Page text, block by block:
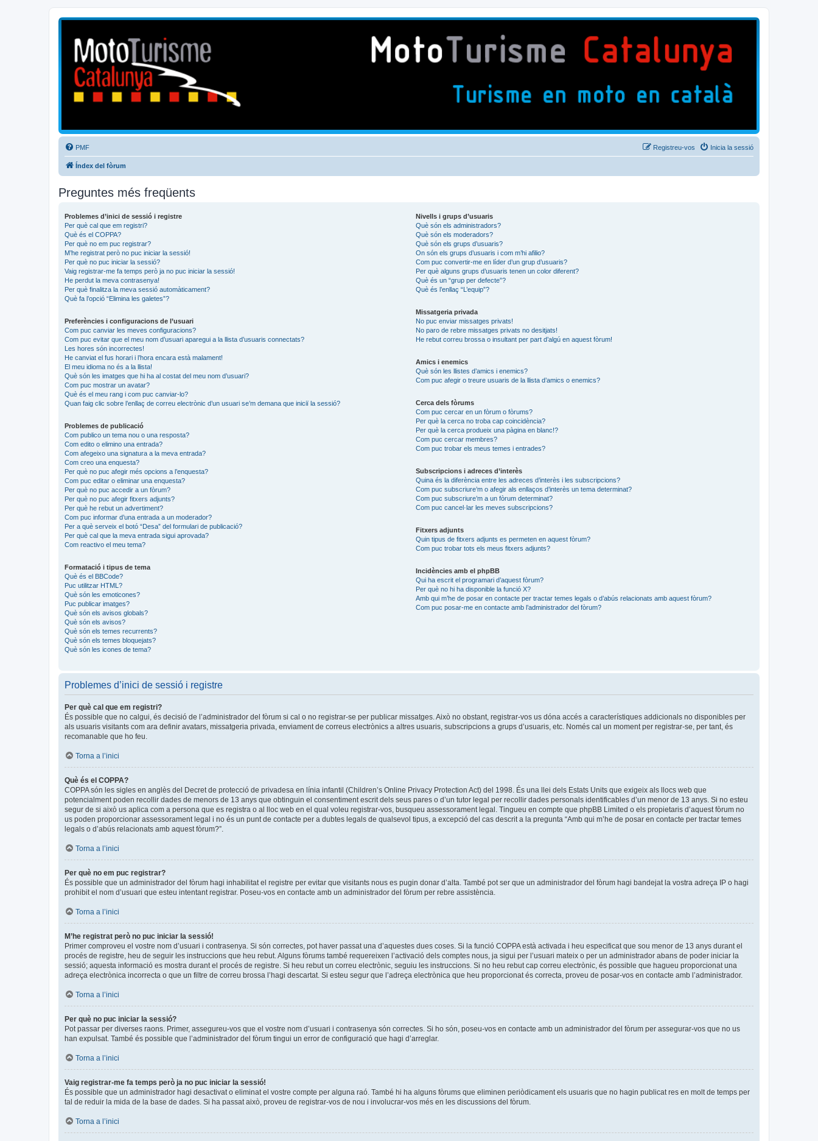
Mototurisme
Turisme en moto en català
PMF Inicia la sessió
Registreu-vos
Índex del fòrum
Preguntes més freqüents
Problemes d’inici de sessió i registre
Per què cal que em registri?
Què és el COPPA?
Per què no em puc registrar?
M’he registrat però no puc iniciar la sessió!
Per què no puc iniciar la sessió?
Vaig registrar-me fa temps però ja no puc iniciar la sessió!
He perdut la meva contrasenya!
Per què finalitza la meva sessió automàticament?
Què fa l’opció “Elimina les galetes”?
Preferències i configuracions de l’usuari
Com puc canviar les meves configuracions?
Com puc evitar que el meu nom d’usuari aparegui a la llista d’usuaris connectats?
Les hores són incorrectes!
He canviat el fus horari i l’hora encara està malament!
El meu idioma no és a la llista!
Què són les imatges que hi ha al costat del meu nom d’usuari?
Com puc mostrar un avatar?
Què és el meu rang i com puc canviar-lo?
Quan faig clic sobre l’enllaç de correu electrònic d’un usuari se’m demana que iniciï la sessió?
Problemes de publicació
Com publico un tema nou o una resposta?
Com edito o elimino una entrada?
Com afegeixo una signatura a la meva entrada?
Com creo una enquesta?
Per què no puc afegir més opcions a l’enquesta?
Com puc editar o eliminar una enquesta?
Per què no puc accedir a un fòrum?
Per què no puc afegir fitxers adjunts?
Per què he rebut un advertiment?
Com puc informar d’una entrada a un moderador?
Per a què serveix el botó “Desa” del formulari de publicació?
Per què cal que la meva entrada sigui aprovada?
Com reactivo el meu tema?
Formatació i tipus de tema
Què és el BBCode?
Puc utilitzar HTML?
Què són les emoticones?
Puc publicar imatges?
Què són els avisos globals?
Què són els avisos?
Què són els temes recurrents?
Què són els temes bloquejats?
Què són les icones de tema?
Nivells i grups d’usuaris
Què són els administradors?
Què són els moderadors?
Què són els grups d’usuaris?
On són els grups d’usuaris i com m’hi afilio?
Com puc convertir-me en líder d’un grup d’usuaris?
Per què alguns grups d’usuaris tenen un color diferent?
Què és un “grup per defecte”?
Què és l’enllaç “L’equip”?
Missatgeria privada
No puc enviar missatges privats!
No paro de rebre missatges privats no desitjats!
He rebut correu brossa o insultant per part d’algú en aquest fòrum!
Amics i enemics
Què són les llistes d’amics i enemics?
Com puc afegir o treure usuaris de la llista d’amics o enemics?
Cerca dels fòrums
Com puc cercar en un fòrum o fòrums?
Per què la cerca no troba cap coincidència?
Per què la cerca produeix una pàgina en blanc!?
Com puc cercar membres?
Com puc trobar els meus temes i entrades?
Subscripcions i adreces d’interès
Quina és la diferència entre les adreces d’interès i les subscripcions?
Com puc subscriure’m o afegir als enllaços d’interès un tema determinat?
Com puc subscriure’m a un fòrum determinat?
Com puc cancel·lar les meves subscripcions?
Fitxers adjunts
Quin tipus de fitxers adjunts es permeten en aquest fòrum?
Com puc trobar tots els meus fitxers adjunts?
Incidències amb el phpBB
Qui ha escrit el programari d’aquest fòrum?
Per què no hi ha disponible la funció X?
Amb qui m’he de posar en contacte per tractar temes legals o d’abús relacionats amb aquest fòrum?
Com puc posar-me en contacte amb l’administrador del fòrum?
Problemes d’inici de sessió i registre
Per què cal que em registri?
És possible que no calgui, és decisió de l’administrador del fòrum si cal o no registrar-se per publicar missatges. Això no obstant, registrar-vos us dóna accés a característiques addicionals no disponibles per
als usuaris visitants com ara definir avatars, missatgeria privada, enviament de correus electrònics a altres usuaris, subscripcions a grups d’usuaris, etc. Només cal un moment per registrar-se, per tant, és
recomanable que ho feu.
Torna a l’inici
Què és el COPPA?
COPPA són les sigles en anglès del Decret de protecció de privadesa en línia infantil (Children’s Online Privacy Protection Act) del 1998. És una llei dels Estats Units que exigeix als llocs web que
potencialment poden recollir dades de menors de 13 anys que obtinguin el consentiment escrit dels seus pares o d’un tutor legal per recollir dades personals identificables d’un menor de 13 anys. Si no esteu
segur de si això us aplica com a persona que es registra o al lloc web en el qual voleu registrar-vos, busqueu assessorament legal. Tingueu en compte que phpBB Limited o els propietaris d’aquest fòrum no
us poden proporcionar assessorament legal i no és un punt de contacte per a dubtes legals de qualsevol tipus, a excepció del cas descrit a la pregunta “Amb qui m’he de posar en contacte per tractar temes
legals o d’abús relacionats amb aquest fòrum?”.
Torna a l’inici
Per què no em puc registrar?
És possible que un administrador del fòrum hagi inhabilitat el registre per evitar que visitants nous es pugin donar d’alta. També pot ser que un administrador del fòrum hagi bandejat la vostra adreça IP o hagi
prohibit el nom d’usuari que esteu intentant registrar. Poseu-vos en contacte amb un administrador del fòrum per rebre assistència.
Torna a l’inici
M’he registrat però no puc iniciar la sessió!
Primer comproveu el vostre nom d’usuari i contrasenya. Si són correctes, pot haver passat una d’aquestes dues coses. Si la funció COPPA està activada i heu especificat que sou menor de 13 anys durant el
procés de registre, heu de seguir les instruccions que heu rebut. Alguns fòrums també requereixen l’activació dels comptes nous, ja sigui per l’usuari mateix o per un administrador abans de poder iniciar la
sessió; aquesta informació es mostra durant el procés de registre. Si heu rebut un correu electrònic, seguiu les instruccions. Si no heu rebut cap correu electrònic, és possible que hagueu proporcionat una
adreça electrònica incorrecta o que un filtre de correu brossa l’hagi descartat. Si esteu segur que l’adreça electrònica que heu proporcionat és correcta, proveu de posar-vos en contacte amb l’administrador.
Torna a l’inici
Per què no puc iniciar la sessió?
Pot passar per diverses raons. Primer, assegureu-vos que el vostre nom d’usuari i contrasenya són correctes. Si ho són, poseu-vos en contacte amb un administrador del fòrum per assegurar-vos que no us
han expulsat. També és possible que l’administrador del fòrum tingui un error de configuració que hagi d’arreglar.
Torna a l’inici
Vaig registrar-me fa temps però ja no puc iniciar la sessió!
És possible que un administrador hagi desactivat o eliminat el vostre compte per alguna raó. També hi ha alguns fòrums que eliminen periòdicament els usuaris que no hagin publicat res en molt de temps per
tal de reduir la mida de la base de dades. Si ha passat això, proveu de registrar-vos de nou i involucrar-vos més en les discussions del fòrum.
Torna a l’inici